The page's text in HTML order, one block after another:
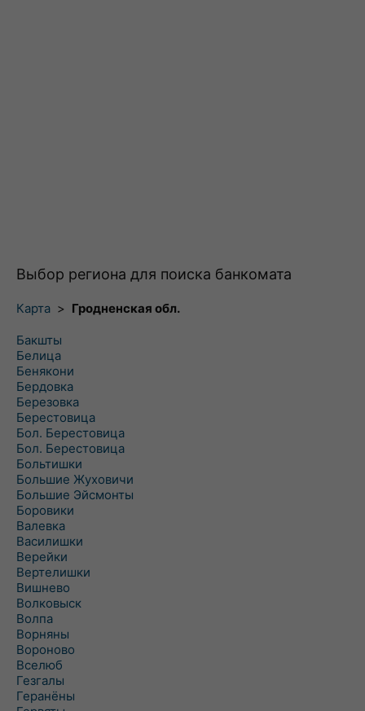
Выбор региона для поиска банкомата
Карта > Гродненская обл.
Бакшты
Белица
Бенякони
Бердовка
Березовка
Берестовица
Бол. Берестовица
Бол. Берестовица
Больтишки
Большие Жуховичи
Большие Эйсмонты
Боровики
Валевка
Василишки
Верейки
Вертелишки
Вишнево
Волковыск
Волпа
Ворняны
Вороново
Вселюб
Гезгалы
Геранёны